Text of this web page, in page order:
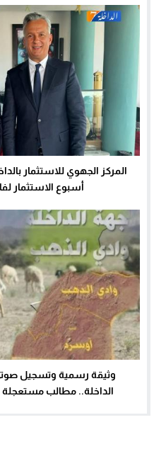
المركز الجهوي للاستثمار
أسبوع الاستثمار
وثيقة رسمية وتسجيل
الداخلة.. مطالب مستعجلة